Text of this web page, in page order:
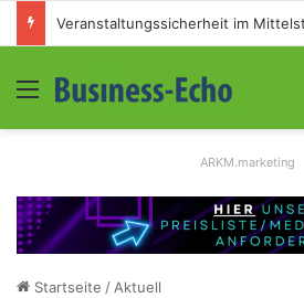
Menü
ARKM.marketing
Startseite / Aktuell